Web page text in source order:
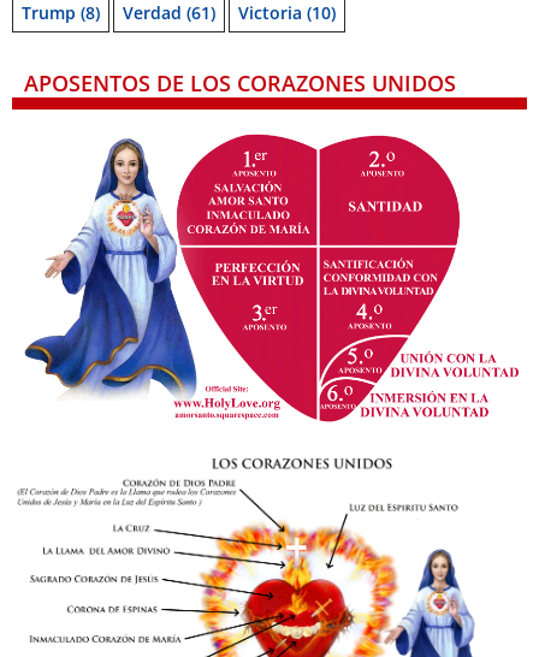
Trump (8) Verdad (61) Victoria (10)
APOSENTOS DE LOS CORAZONES UNIDOS